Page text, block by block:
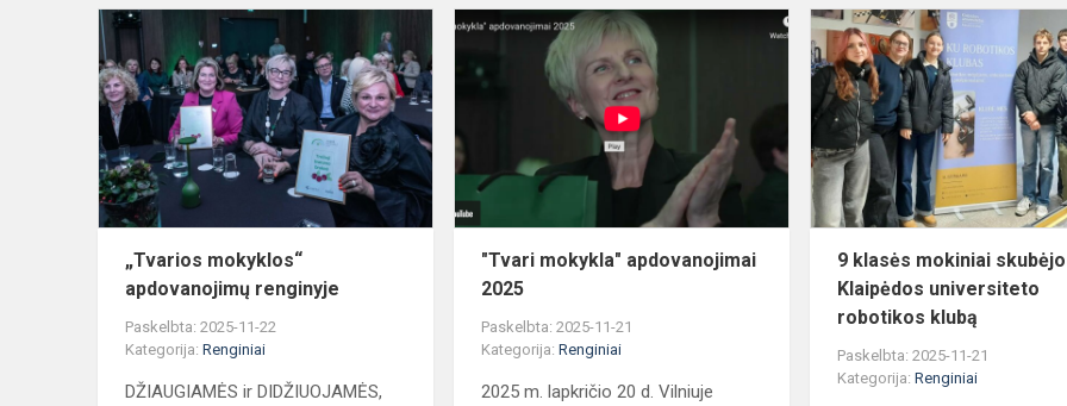
„Tvarios
mokyklos“
apdovanojimų
renginyje
„Tvarios mokyklos“
apdovanojimų renginyje
Paskelbta: 2025-11-22
Kategorija: Renginiai
DŽIAUGIAMĖS ir DIDŽIUOJAMĖS,
"Tvari
mokykla"
apdovanojimai
2025
"Tvari mokykla" apdovanojimai
2025
Paskelbta: 2025-11-21
Kategorija:Renginiai
2025 m. lapkričio 20 d. Vilniuje
9 klasės mokiniai
Klaipėdos universiteto
robotikos klubą
Paskelbta: 2025-11-21
Kategorija:Renginiai